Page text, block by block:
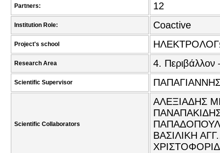
Partners: 12
Institution Role: Coactive
Project's school
Research Area 4. Περιβάλλον
Scientific Supervisor
Scientific Collaborators
ΑΛΕΞΙΑΔΗΣ
ΒΑΣΙΛΙΚΗ